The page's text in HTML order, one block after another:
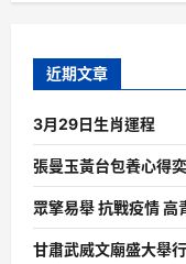
近期文章
3月29日生肖運程
張曼玉黃台包養心得
眾擎易舉 抗戰疫情
甘肅武威文廟盛大舉